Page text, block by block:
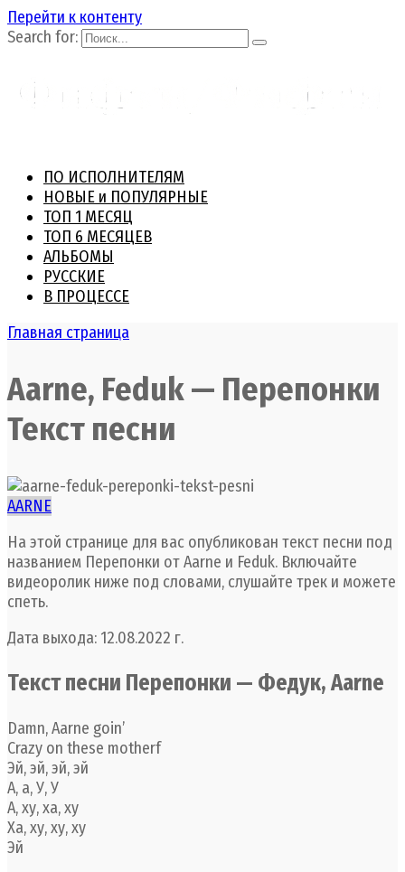
Перейти к контенту
Search for:
ПО ИСПОЛНИТЕЛЯМ
НОВЫЕ и ПОПУЛЯРНЫЕ
ТОП 1 МЕСЯЦ
ТОП 6 МЕСЯЦЕВ
АЛЬБОМЫ
РУССКИЕ
В ПРОЦЕССЕ
Главная страница
Aarne, Feduk — Перепонки
Текст песни
AARNE
На этой странице для вас опубликован текст песни под
названием Перепонки от Aarne и Feduk. Включайте
видеоролик ниже под словами, слушайте трек и можете
спеть.
Дата выхода: 12.08.2022 г.
Текст песни Перепонки — Федук, Aarne
Damn, Aarne goin’
Crazy on these motherf
Эй, эй, эй, эй
А, а, У, У
А, ху, ха, ху
Ха, ху, ху, ху
Эй